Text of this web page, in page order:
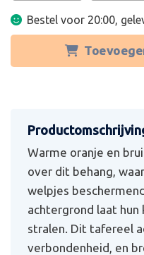
Bestel voor 20:00,
Warme oranje en
over dit behang,
welpjes
achtergrond laat hun
stralen. Dit tafereel
verbondenheid, en